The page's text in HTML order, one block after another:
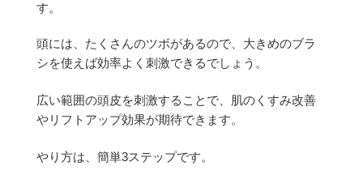
す。
頭には、たくさんのツボがあるので、大きめのブラ
シを使えば効率よく刺激できるでしょう。
広い範囲の頭皮を刺激することで、肌のくすみ改善
やリフトアップ効果が期待できます。
やり方は、簡単3ステップです。